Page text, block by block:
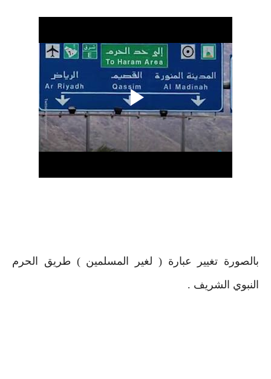
بالصورة تغيير عبارة ( لغير المسلمين ) طريق الحرم
النبوي الشريف .